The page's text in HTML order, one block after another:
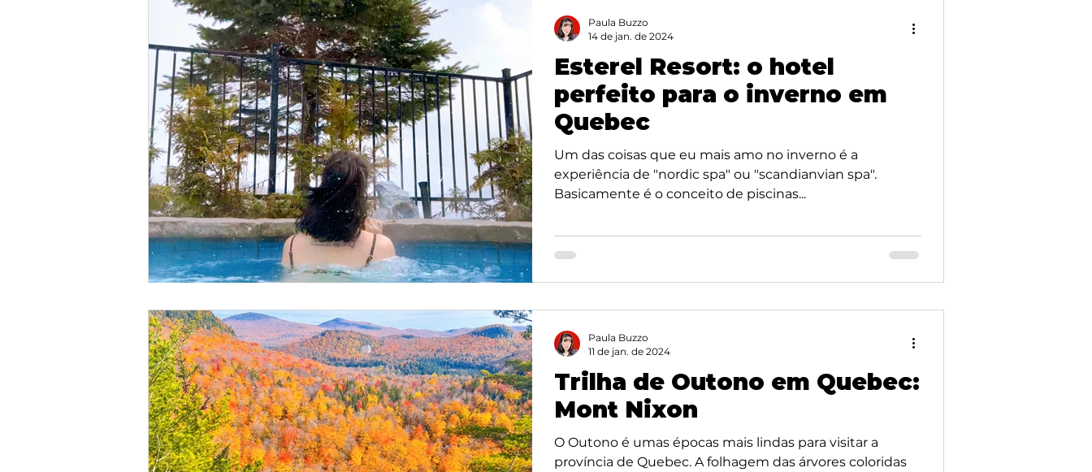
Esterel Resort: o hotel
perfeito para o inverno em
Quebec
Um das coisas que eu mais amo no inverno é a
experiência de "nordic spa" ou "scandianvian spa".
Basicamente é o conceito de piscinas...
Paula Buzzo
14 de jan. de 2024
Trilha de Outono em Quebec:
Mont Nixon
O Outono é umas épocas mais lindas para visitar a
província de Quebec. A folhagem das árvores coloridas
Paula Buzzo
11 de jan. de 2024